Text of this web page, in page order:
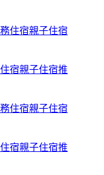
宿親子住宿推
宿親子住宿推